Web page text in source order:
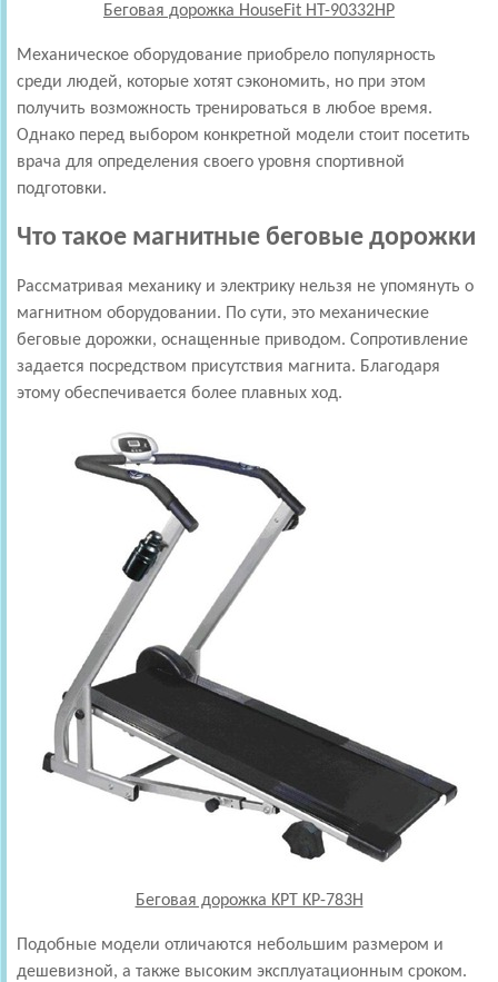
Беговая дорожка HouseFit HT-90332HP
Механическое оборудование приобрело популярность
среди людей, которые хотят сэкономить, но при этом
получить возможность тренироваться в любое время.
Однако перед выбором конкретной модели стоит посетить
врача для определения своего уровня спортивной
подготовки.
Что такое магнитные беговые дорожки
Рассматривая механику и электрику нельзя не упомянуть о
магнитном оборудовании. По сути, это механические
беговые дорожки, оснащенные приводом. Сопротивление
задается посредством присутствия магнита. Благодаря
этому обеспечивается более плавных ход.
Беговая дорожка KPT KP-783H
Подобные модели отличаются небольшим размером и
дешевизной, а также высоким эксплуатационным сроком.